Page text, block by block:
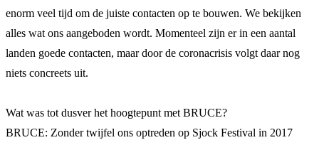
enorm veel tijd om de juiste contacten op te bouwen. We bekijken
alles wat ons aangeboden wordt. Momenteel zijn er in een aantal
landen goede contacten, maar door de coronacrisis volgt daar nog
niets concreets uit.
Wat was tot dusver het hoogtepunt met BRUCE?
BRUCE: Zonder twijfel ons optreden op Sjock Festival in 2017